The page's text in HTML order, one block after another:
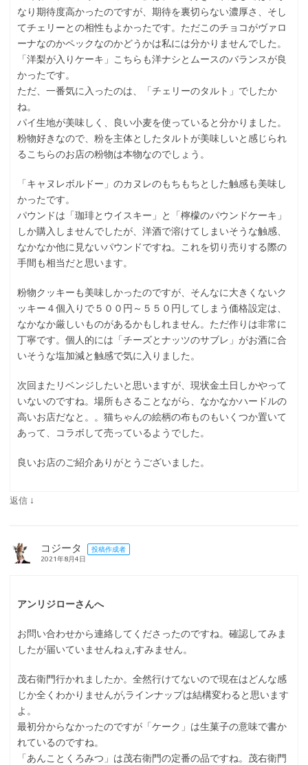
なり期待度高かったのですが、期待を裏切らない濃厚さ、そし
てチェリーとの相性もよかったです。ただこのチョコがヴァロ
ーナなのかペックなのかどうかは私には分かりませんでした。
「洋梨が入りケーキ」こちらも洋ナシとムースのバランスが良
かったです。
ただ、一番気に入ったのは、「チェリーのタルト」でしたか
ね。
パイ生地が美味しく、良い小麦を使っていると分かりました。
粉物好きなので、粉を主体としたタルトが美味しいと感じられ
るこちらのお店の粉物は本物なのでしょう。
「キャヌレボルドー」のカヌレのもちもちとした触感も美味し
かったです。
パウンドは「珈琲とウイスキー」と「檸檬のパウンドケーキ」
しか購入しませんでしたが、洋酒で溶けてしまいそうな触感、
なかなか他に見ないパウンドですね。これを切り売りする際の
手間も相当だと思います。
粉物クッキーも美味しかったのですが、そんなに大きくないク
ッキー４個入りで５００円～５５０円してしまう価格設定は、
なかなか厳しいものがあるかもしれません。ただ作りは非常に
丁寧です。個人的には「チーズとナッツのサブレ」がお酒に合
いそうな塩加減と触感で気に入りました。
次回またリベンジしたいと思いますが、現状金土日しかやって
いないのですね。場所もさることながら、なかなかハードルの
高いお店だなと。。猫ちゃんの絵柄の布ものもいくつか置いて
あって、コラボして売っているようでした。
良いお店のご紹介ありがとうございました。
返信 ↓
コジータ
投稿作成者
2021年8月4日
アンリジローさんへ
お問い合わせから連絡してくださったのですね。確認してみま
したが届いていませんねぇ,すみません。
茂右衛門行かれましたか。全然行けてないので現在はどんな感
じか全くわかりませんが,ラインナップは結構変わると思います
よ。
最初分からなかったのですが「ケーク」は生菓子の意味で書か
れているのですね。
「あんことくろみつ」は茂右衛門の定番の品ですね。茂右衛門